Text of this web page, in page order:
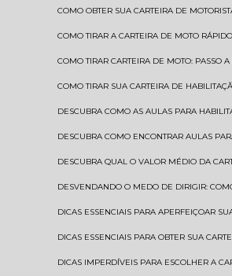
COMO OBTER SUA CARTEIRA DE
COMO TIRAR A CARTEIRA DE MOTO RÁPIDO
COMO TIRAR CARTEIRA DE MOTO: PASSO
COMO TIRAR SUA CARTEIRA DE
DESCUBRA COMO AS AULAS PARA
DESCUBRA COMO ENCONTRAR AULAS
DESCUBRA QUAL O VALOR MÉDIO DA
DESVENDANDO O MEDO DE DIRIGIR:
DICAS ESSENCIAIS PARA APERFEIÇOAR
DICAS ESSENCIAIS PARA OBTER SUA
DICAS IMPERDÍVEIS PARA ESCOLHER A